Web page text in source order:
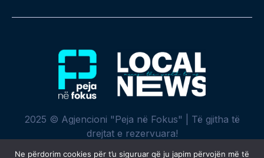
2025 © Agjencioni "Peja në Fokus" | Të gjitha të
drejtat e rezervuara!
Ne përdorim cookies për t’u siguruar që ju japim përvojën më të